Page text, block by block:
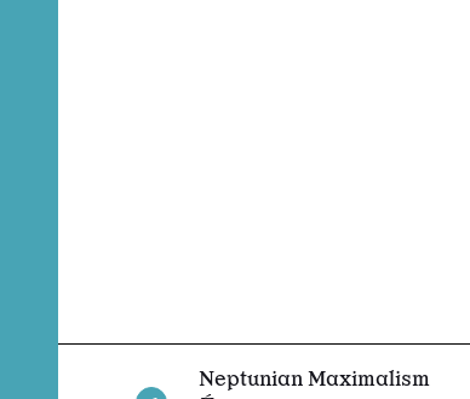
Neptunian Maximalism